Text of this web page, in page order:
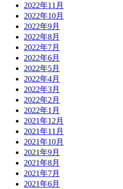
2022年11月
2022年10月
2022年9月
2022年8月
2022年7月
2022年6月
2022年5月
2022年4月
2022年3月
2022年2月
2022年1月
2021年12月
2021年11月
2021年10月
2021年9月
2021年8月
2021年7月
2021年6月